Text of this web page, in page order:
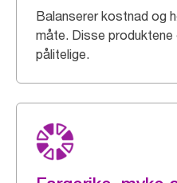
Balanserer kostnad og
måte. Disse
pålitelige.